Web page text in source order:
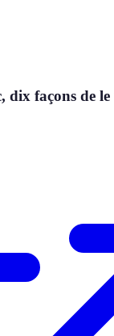
dix façons de